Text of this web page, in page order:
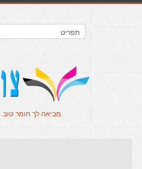
מביאה לך חומר טוב.